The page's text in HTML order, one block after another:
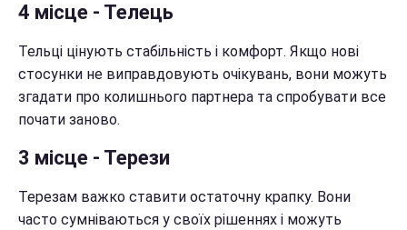
4 місце - Телець
Тельці цінують стабільність і комфорт. Якщо нові
стосунки не виправдовують очікувань, вони можуть
згадати про колишнього партнера та спробувати все
почати заново.
3 місце - Терези
Терезам важко ставити остаточну крапку. Вони
часто сумніваються у своїх рішеннях і можуть